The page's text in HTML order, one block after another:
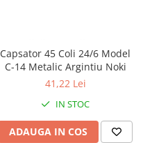
Capsator 45 Coli 24/6 Model
C-14 Metalic Argintiu Noki
41,22 Lei
IN STOC
ADAUGA IN COS